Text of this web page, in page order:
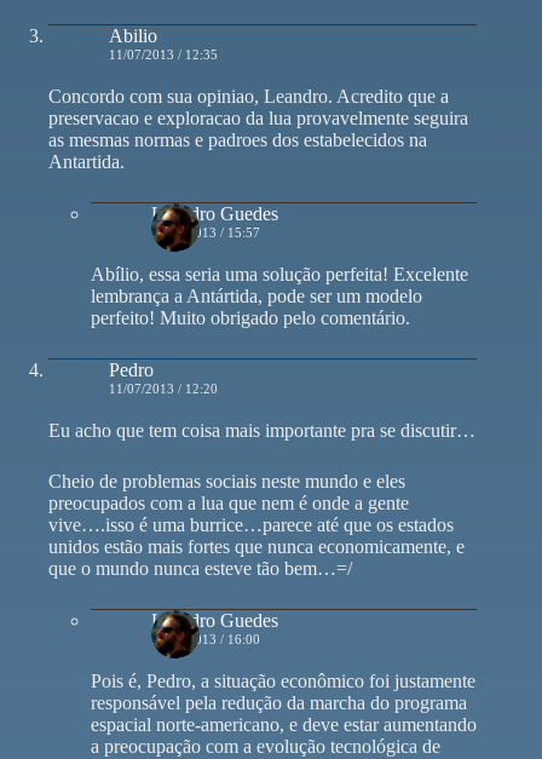
Abilio
11/07/2013 / 12:35
Concordo com sua opiniao, Leandro. Acredito que a
preservacao e exploracao da lua provavelmente seguira
as mesmas normas e padroes dos estabelecidos na
Antartida.
Leandro Guedes
11/07/2013 / 15:57
Abílio, essa seria uma solução perfeita! Excelente
lembrança a Antártida, pode ser um modelo
perfeito! Muito obrigado pelo comentário.
Pedro
11/07/2013 / 12:20
Eu acho que tem coisa mais importante pra se discutir…
Cheio de problemas sociais neste mundo e eles
preocupados com a lua que nem é onde a gente
vive….isso é uma burrice…parece até que os estados
unidos estão mais fortes que nunca economicamente, e
que o mundo nunca esteve tão bem…=/
Leandro Guedes
11/07/2013 / 16:00
Pois é, Pedro, a situação econômico foi justamente
responsável pela redução da marcha do programa
espacial norte-americano, e deve estar aumentando
a preocupação com a evolução tecnológica de